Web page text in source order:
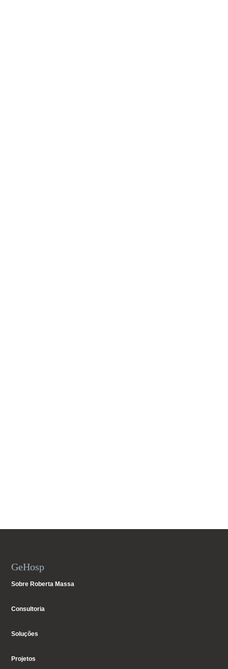
GeHosp
Sobre Roberta Massa
Consultoria
Soluções
Projetos